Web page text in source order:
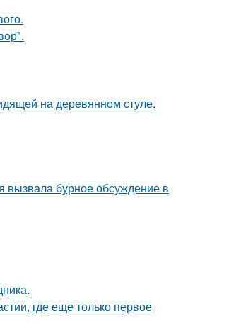
на деревянном стуле.
вызвала бурное обсуждение в
где еще только первое